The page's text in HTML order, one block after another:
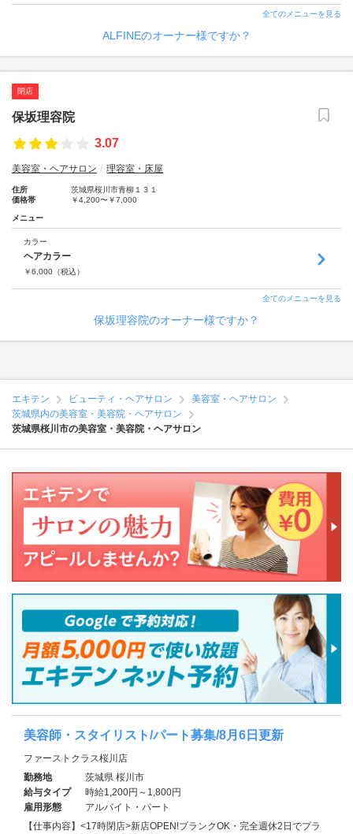
全てのメニューを見る
ALFINEのオーナー様ですか？
閉店
保坂理容院
3.07
美容室・ヘアサロン 理容室・床屋
住所
茨城県桜川市青柳１３１
価格帯
￥4,200〜￥7,000
メニュー
カラー
ヘアカラー
￥6,000 （税込）
全てのメニューを見る
保坂理容院のオーナー様ですか？
エキテン ビューティ・ヘアサロン
美容室・ヘアサロン
茨城県内の美容室・美容院・ヘアサロン
茨城県桜川市の美容室・美容院・ヘアサロン
美容師・スタイリスト/パート募集/8月6日更新
ファーストクラス桜川店
勤務地
茨城県 桜川市
給与タイプ
時給1,200円～1,800円
雇用形態
アルバイト・パート
【仕事内容】<17時閉店>新店OPEN!ブランクOK・完全週休2日でプラ